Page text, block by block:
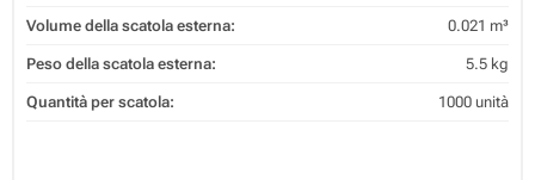
Volume della scatola esterna: 0.021 m³
Peso della scatola esterna: 5.5 kg
Quantità per scatola: 1000 unità